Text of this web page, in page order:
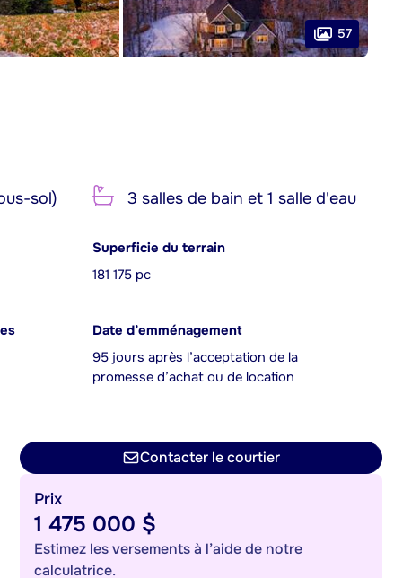
57
sol) 3 salles de bain et 1 salle d'eau
Superficie du terrain
181 175 pc
Date d’emménagement
95 jours après l’acceptation de la
promesse d’achat ou de location
Contacter le courtier
Prix
1 475 000 $
Estimez les versements à l’aide de notre
calculatrice.